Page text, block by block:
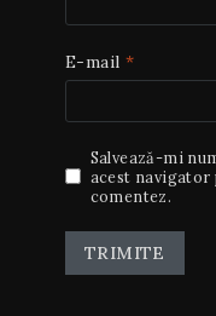
E-mail *
Salvează-mi
acest navigator
comentez.